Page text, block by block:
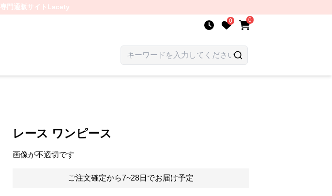
専門通販サイト Lacety
0 0
レース ワンピース
画像が不適切です
ご注文確定から7~28日でお届け予定